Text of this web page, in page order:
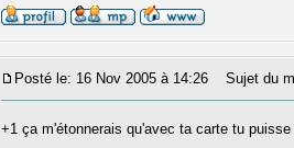
Posté le: 16 Nov 2005 à 14:26 Sujet du
+1 ça m'étonnerais qu'avec ta carte tu